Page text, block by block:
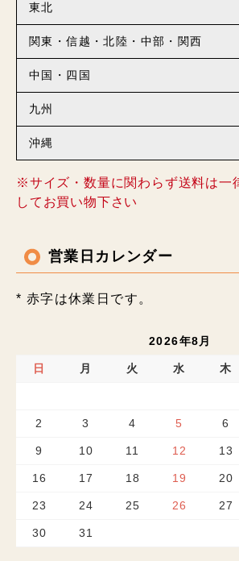
東北
関東・信越・北陸・中部・関西
中国・四国
九州
沖縄
※サイズ・数量に関わらず送料は一
してお買い物下さい
営業日カレンダー
* 赤字は休業日です。
2026年8月
日 月 火 水 木
2 3 4 5 6
9 10 11 12 13
16 17 18 19 20
23 24 25 26 27
30 31